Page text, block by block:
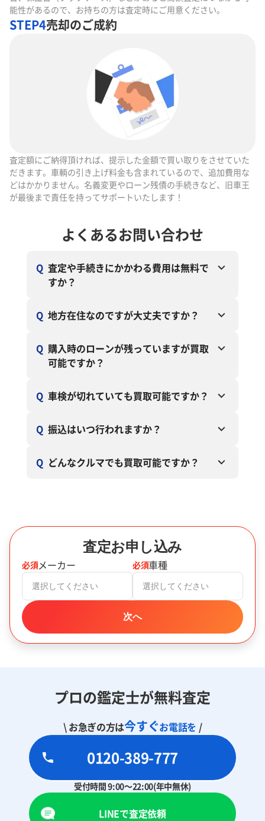
能性があるので、お持ちの方は査定時にご用意ください。
STEP4売却のご成約
査定額にご納得頂ければ、提示した金額で買い取りをさせていた
だきます。車輌の引き上げ料金も含まれているので、追加費用な
どはかかりません。名義変更やローン残債の手続きなど、旧車王
が最後まで責任を持ってサポートいたします！
よくあるお問い合わせ
Q 査定や手続きにかかわる費用は無料で
すか？
Q 地方在住なのですが大丈夫ですか？
Q 購入時のローンが残っていますが買取
可能ですか？
Q 車検が切れていても買取可能ですか？
Q 振込はいつ行われますか？
Q どんなクルマでも買取可能ですか？
査定お申し込み
必須メーカー
選択してください
必須車種
選択してください
次へ
プロの鑑定士が無料査定
\ お急ぎの方は今すぐお電話を /
0120-389-777
受付時間 9:00～22:00(年中無休)
LINEで査定依頼